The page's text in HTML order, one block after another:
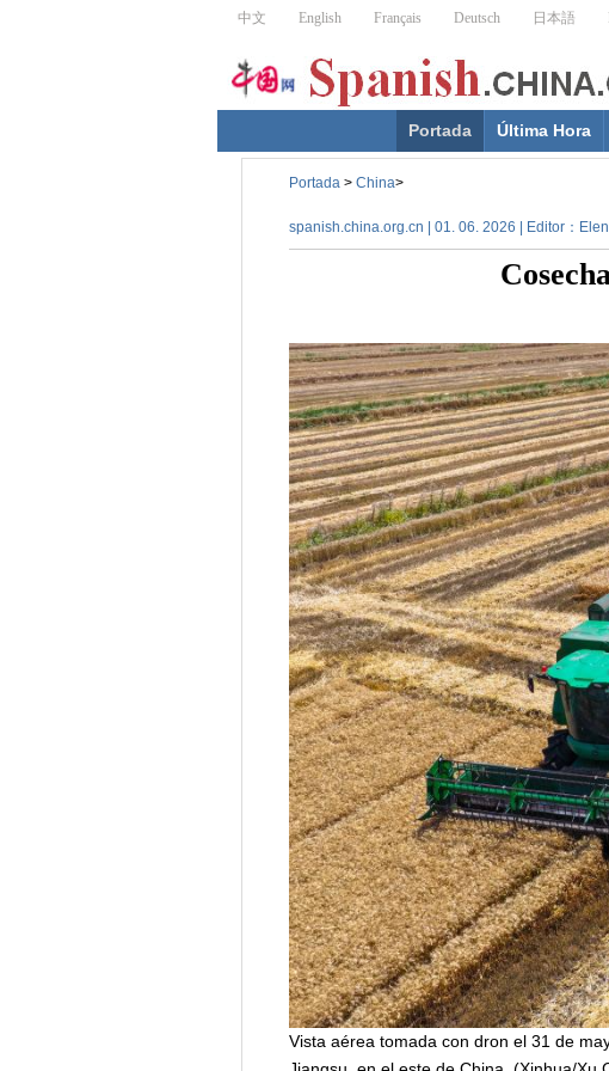
Portada Última Hora
Portada > China>
spanish.china.org.cn | 01. 06. 2026 | Editor：
Vista aérea tomada con dron el 31 de